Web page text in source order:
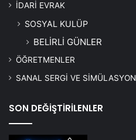
İDARİ EVRAK
SOSYAL KULÜP
BELİRLİ GÜNLER
ÖĞRETMENLER
SANAL SERGİ VE SİMÜLASYON
SON DEĞİŞTİRİLENLER